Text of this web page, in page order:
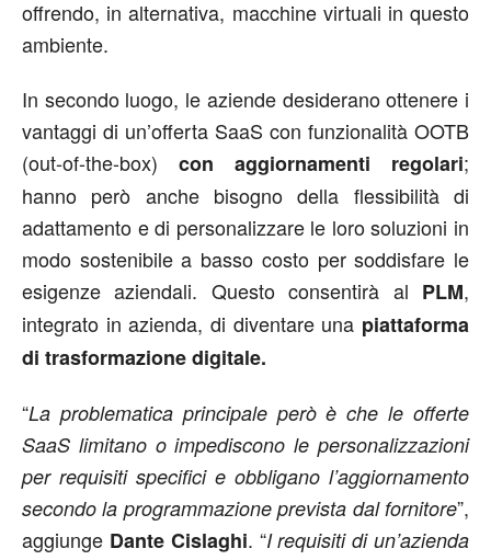
offrendo, in alternativa, macchine virtuali in questo
ambiente.
In secondo luogo, le aziende desiderano ottenere i
vantaggi di un’offerta SaaS con funzionalità OOTB
(out-of-the-box) con aggiornamenti regolari;
hanno però anche bisogno della flessibilità di
adattamento e di personalizzare le loro soluzioni in
modo sostenibile a basso costo per soddisfare le
esigenze aziendali. Questo consentirà al PLM,
integrato in azienda, di diventare una piattaforma
di trasformazione digitale.
“La problematica principale però è che le offerte
SaaS limitano o impediscono le personalizzazioni
per requisiti specifici e obbligano l’aggiornamento
secondo la programmazione prevista dal fornitore”,
aggiunge Dante Cislaghi. “I requisiti di un’azienda